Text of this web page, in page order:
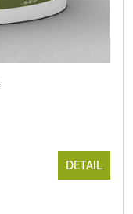
DETAIL